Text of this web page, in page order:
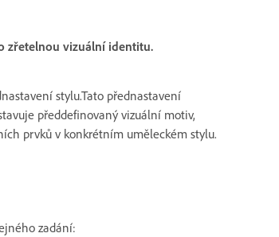
zřetelnou vizuální identitu.
stylu.Tato přednastavení
předdefinovaný vizuální motiv,
prvků v konkrétním uměleckém stylu.
zadání: